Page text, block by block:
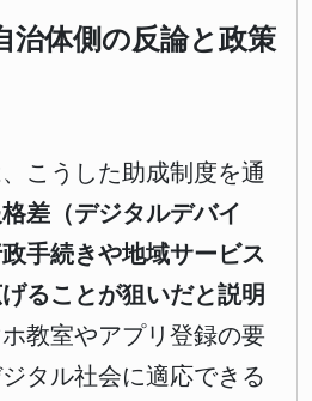
治体側の反論と政策
こうした助成制度を通
差（デジタルデバイ
手続きや地域サービス
ることが狙いだと説明
教室やアプリ登録の要
タル社会に適応できる